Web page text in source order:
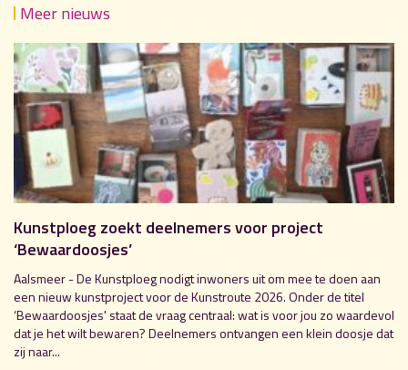
Meer nieuws
Kunstploeg zoekt deelnemers voor project
‘Bewaardoosjes’
Aalsmeer - De Kunstploeg nodigt inwoners uit om mee te doen aan
een nieuw kunstproject voor de Kunstroute 2026. Onder de titel
‘Bewaardoosjes' staat de vraag centraal: wat is voor jou zo waardevol
dat je het wilt bewaren? Deelnemers ontvangen een klein doosje dat
zij naar...